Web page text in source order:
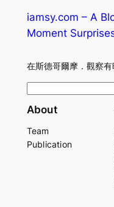
iamsy.com – A
Moment
在斯德哥爾摩．觀察
e
r
About
Team
Publication